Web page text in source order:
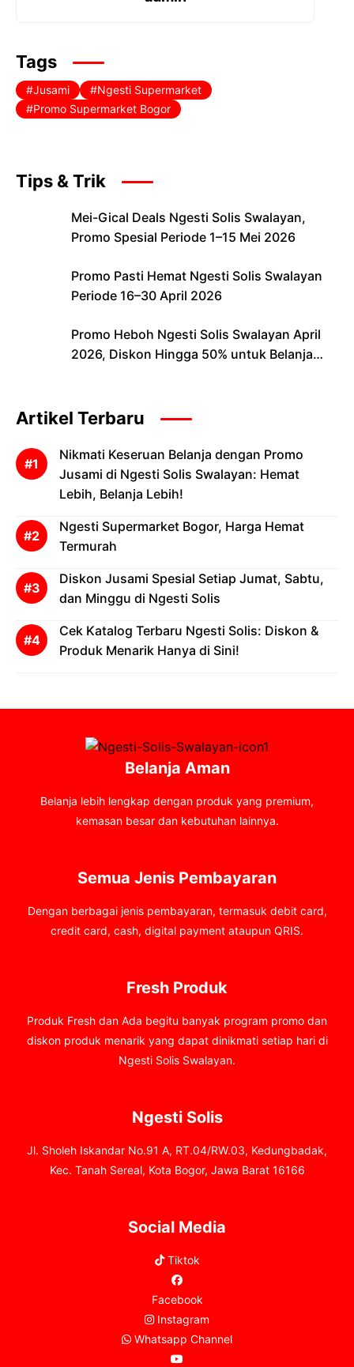
Tags
Jusami
Ngesti Supermarket
Promo Supermarket Bogor
Tips & Trik
Mei-Gical Deals Ngesti Solis Swalayan,
Promo Spesial Periode 1–15 Mei 2026
Promo Pasti Hemat Ngesti Solis Swalayan
Periode 16–30 April 2026
Promo Heboh Ngesti Solis Swalayan April
2026, Diskon Hingga 50% untuk Belanja
Artikel Terbaru
Nikmati Keseruan Belanja dengan Promo
Jusami di Ngesti Solis Swalayan: Hemat
Lebih, Belanja Lebih!
Ngesti Supermarket Bogor, Harga Hemat
Termurah
Diskon Jusami Spesial Setiap Jumat, Sabtu,
dan Minggu di Ngesti Solis
Cek Katalog Terbaru Ngesti Solis: Diskon &
Produk Menarik Hanya di Sini!
Belanja Aman
Belanja lebih lengkap dengan produk yang premium,
kemasan besar dan kebutuhan lainnya.
Semua Jenis Pembayaran
Dengan berbagai jenis pembayaran, termasuk debit card,
credit card, cash, digital payment ataupun QRIS.
Fresh Produk
Produk Fresh dan Ada begitu banyak program promo dan
diskon produk menarik yang dapat dinikmati setiap hari di
Ngesti Solis Swalayan.
Ngesti Solis
Jl. Sholeh Iskandar No.91 A, RT.04/RW.03, Kedungbadak,
Kec. Tanah Sereal, Kota Bogor, Jawa Barat 16166
Social Media
Tiktok
Facebook
Instagram
Whatsapp Channel